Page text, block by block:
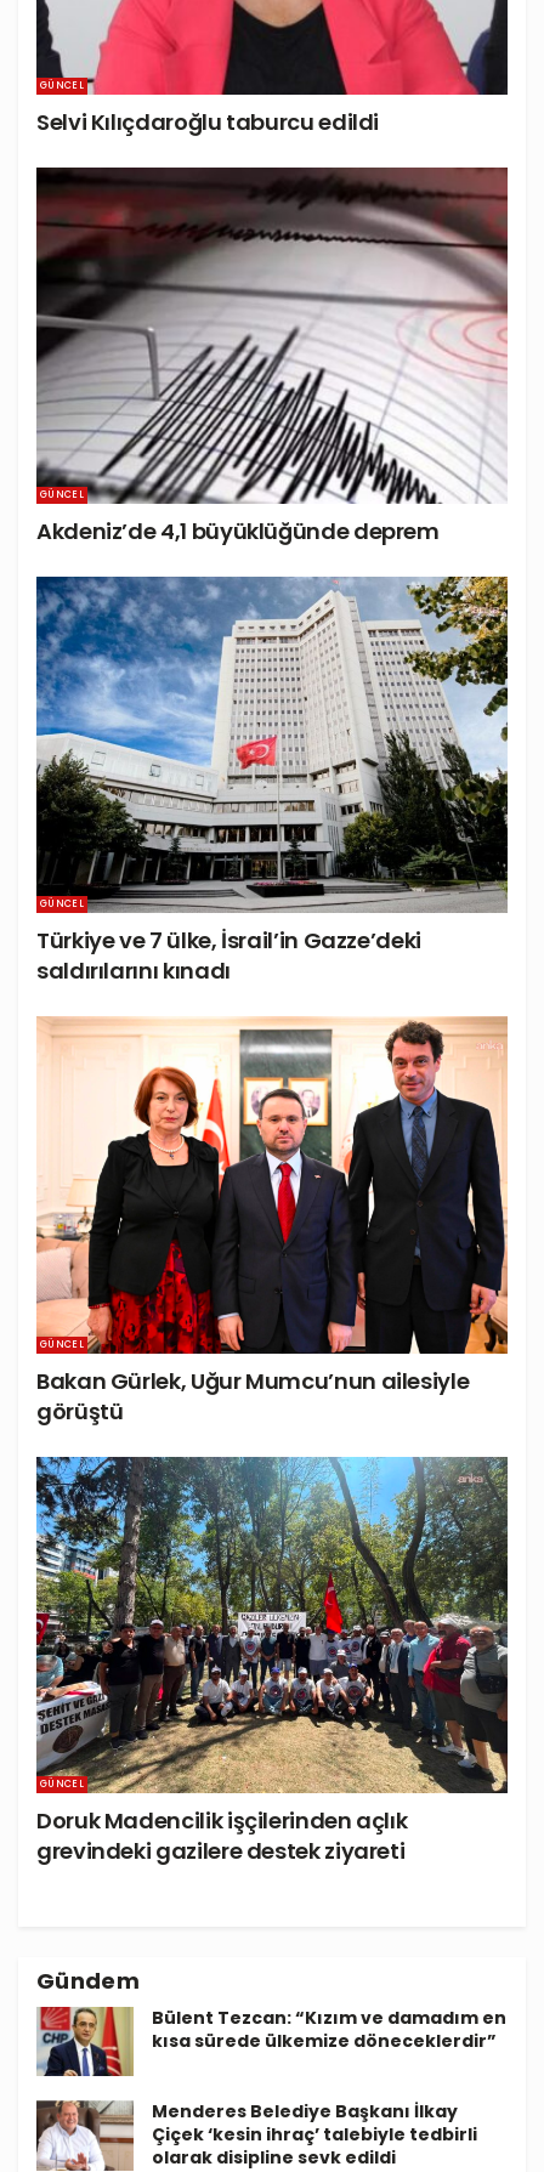
GÜNCEL
Selvi Kılıçdaroğlu taburcu edildi
GÜNCEL
Akdeniz’de 4,1 büyüklüğünde deprem
GÜNCEL
Türkiye ve 7 ülke, İsrail’in Gazze’deki
saldırılarını kınadı
GÜNCEL
Bakan Gürlek, Uğur Mumcu’nun ailesiyle
görüştü
GÜNCEL
Doruk Madencilik işçilerinden açlık
grevindeki gazilere destek ziyareti
Gündem
Bülent Tezcan: “Kızım ve damadım en
kısa sürede ülkemize döneceklerdir”
Menderes Belediye Başkanı İlkay
Çiçek ‘kesin ihraç’ talebiyle tedbirli
olarak disipline sevk edildi